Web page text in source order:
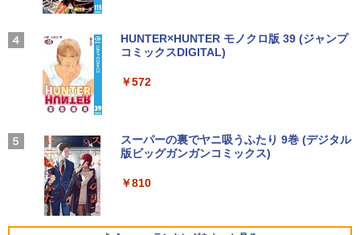
【2026年アップグレード版】AOKIMI ワイヤ
レスイヤホン bluetooth イヤホン V12 小型
るーとゅーす コードレス ENCノイズキャン
￥1,964
リング ANC 36時間再生
On My Road (Stadium ver.)
On My Road (Stadium ver.)
by Amazon 天然水ラベルレス 2L×9本
￥1,117
【Amazon.co.jp限定】 伊藤園 磨かれて、澄
] [ 水 ] [ ペットボトル ] [ 箱買い ] [ ストック
￥998
HUNTER×HUNTER モノクロ版 39 (ジャンプ
コミックスDIGITAL)
￥572
スーパーの裏でヤニ吸うふたり 9巻 (デジタル
版ビッグガンガンコミックス)
￥810